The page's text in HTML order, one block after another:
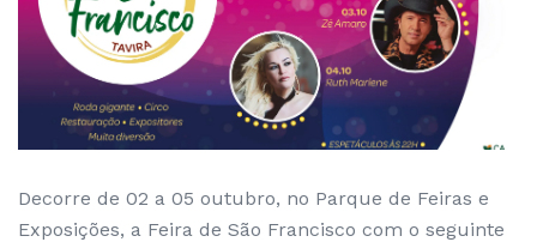
Decorre de 02 a 05 outubro, no Parque de Feiras e
Exposições, a Feira de São Francisco com o seguinte